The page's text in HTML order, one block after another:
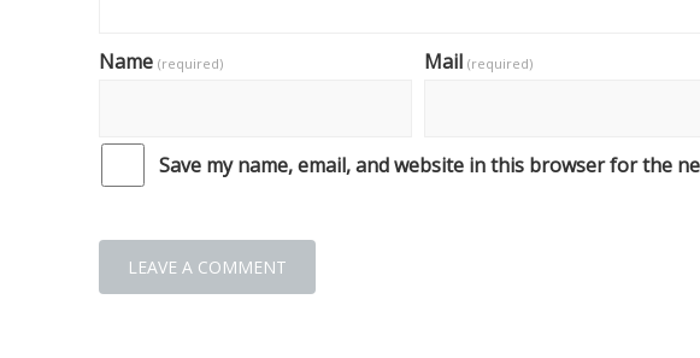
Name (required) Mail (required)
Save my name, email, and website in this browser for the